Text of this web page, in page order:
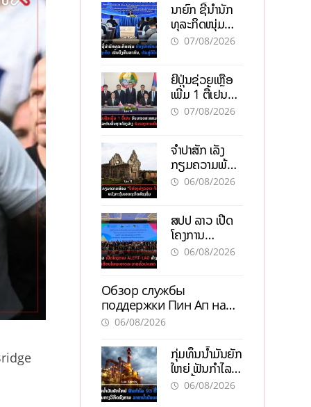
150 ລ້ານໂດລາ,
ສ້າງວຽກ 5.000
ຕຳແໜ່ງ
ນາຍົກ ຊີ້ນຳນັກ
ທຸລະກິດໜຸ່ມ
ຕ້ອງນຳໜ້າແກ້
ສາກົນ, ຫັນສູ່ດິຈິ
ຕອນ
07/08/2026
ຍີ່ປຸ່ນຊ່ວຍເຫຼືອ
ເພີ່ມ 1 ຕື້ເຢນ
ອັບເກຣດ
ເຕີບໂຕ
07/08/2026
ຈຳປາສັກ ເລັ່ງ
ກຽມຄວາມພ້ອມ
“ປີທ່ອງທ່ຽວ
ເສດຖະກິດ
ທ້ອງຖິ່ນ
06/08/2026
ສປປ ລາວ ເປີດ
ໂຄງການ
ALERT-LAO
ລະບາດທົ່ວ
ປະເທດ
06/08/2026
Обзор службы
поддержки Пин Ап на
официальном сайте с
информацией
06/08/2026
ກຸ່ມທຶນນ້ຳມັນຍັກ
ໃຫຍ່ ຟັນກຳໄລ
93 ຕື້ໂດລາ
06/08/2026